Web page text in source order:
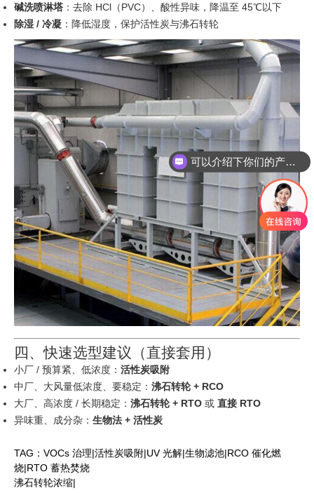
碱洗喷淋塔 ：去除 HCl（PVC）、酸性异味，降温至 45℃以下
除湿 / 冷凝 ：降低湿度，保护活性炭与沸石转轮
四、快速选型建议（直接套用）
小厂 / 预算紧、低浓度： 活性炭吸附
中厂、大风量低浓度、要稳定： 沸石转轮 + RCO
大厂、高浓度 / 长期稳定： 沸石转轮 + RTO 或 直接 RTO
异味重、成分杂： 生物法 + 活性炭
TAG： VOCs 治理|活性炭吸附|UV 光解|生物滤池|RCO 催化燃
烧|RTO 蓄热焚烧
沸石转轮浓缩|
可以介绍下你们的产品么